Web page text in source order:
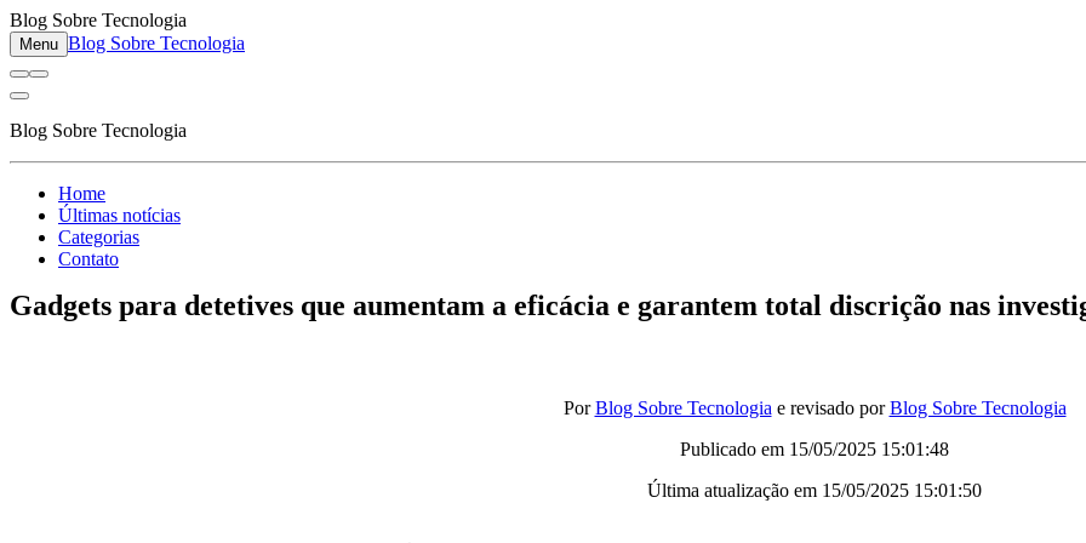
Blog Sobre Tecnologia
Menu Blog Sobre Tecnologia
Blog Sobre Tecnologia
Home
Últimas notícias
Categorias
Contato
Gadgets para detetives que aumentam a eficácia e garantem total discrição nas
PorBlog Sobre Tecnologia e revisado porBlog Sobre Tecnologia
Publicado em 15/05/2025 15:01:48
Última atualização em 15/05/2025 15:01:50